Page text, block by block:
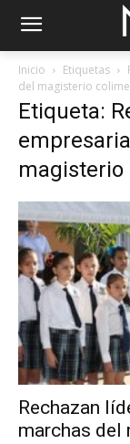
Inicio Etiquetas
del magisterio
Etiqueta:
magisterio
Rechazan
marchas del